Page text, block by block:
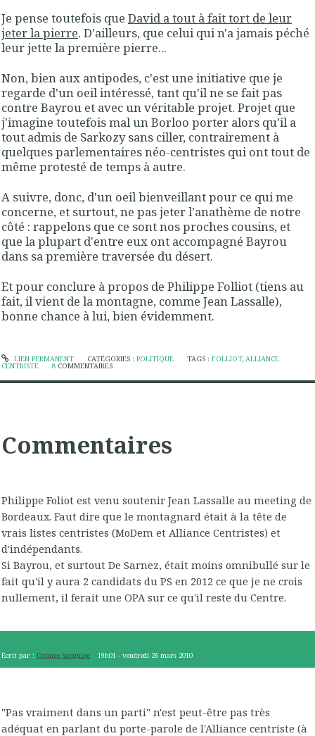
Je pense toutefois que David a tout à fait tort de leur
jeter la pierre. D'ailleurs, que celui qui n'a jamais péché
leur jette la première pierre...
Non, bien aux antipodes, c'est une initiative que je
regarde d'un oeil intéressé, tant qu'il ne se fait pas
contre Bayrou et avec un véritable projet. Projet que
j'imagine toutefois mal un Borloo porter alors qu'il a
tout admis de Sarkozy sans ciller, contrairement à
quelques parlementaires néo-centristes qui ont tout de
même protesté de temps à autre.
A suivre, donc, d'un oeil bienveillant pour ce qui me
concerne, et surtout, ne pas jeter l'anathème de notre
côté : rappelons que ce sont nos proches cousins, et
que la plupart d'entre eux ont accompagné Bayrou
dans sa première traversée du désert.
Et pour conclure à propos de Philippe Folliot (tiens au
fait, il vient de la montagne, comme Jean Lassalle),
bonne chance à lui, bien évidemment.
LIEN PERMANENT CATÉGORIES : POLITIQUE TAGS :FOLLIOT,ALLIANCE
CENTRISTE 8 COMMENTAIRES
Commentaires
Philippe Foliot est venu soutenir Jean Lassalle au meeting de
Bordeaux. Faut dire que le montagnard était à la tête de
vrais listes centristes (MoDem et Alliance Centristes) et
d'indépendants.
Si Bayrou, et surtout De Sarnez, était moins omnibullé sur le
fait qu'il y aura 2 candidats du PS en 2012 ce que je ne crois
nullement, il ferait une OPA sur ce qu'il reste du Centre.
Écrit par : Orange Sanguine 19h01 -vendredi 26 mars 2010
"Pas vraiment dans un parti" n'est peut-être pas très
adéquat en parlant du porte-parole de l'Alliance centriste (à